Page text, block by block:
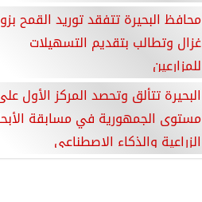
محافظ البحيرة تتفقد توريد القمح
غزال وتطالب بتقديم التسهيلات
للمزارعين
البحيرة تتألق وتحصد المركز الأول
مستوى الجمهورية في مسابقة
الزراعية والذكاء الاصطناعي